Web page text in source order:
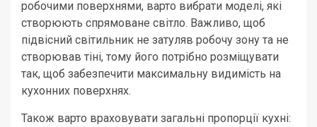
робочими поверхнями, варто вибрати моделі, які
створюють спрямоване світло. Важливо, щоб
підвісний світильник не затуляв робочу зону та не
створював тіні, тому його потрібно розміщувати
так, щоб забезпечити максимальну видимість на
кухонних поверхнях.
Також варто враховувати загальні пропорції кухні: